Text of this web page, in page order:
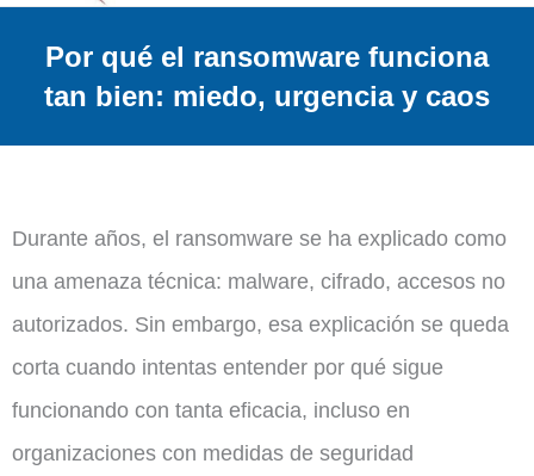
Por qué el ransomware funciona
tan bien: miedo, urgencia y caos
Durante años, el ransomware se ha explicado como
una amenaza técnica: malware, cifrado, accesos no
autorizados. Sin embargo, esa explicación se queda
corta cuando intentas entender por qué sigue
funcionando con tanta eficacia, incluso en
organizaciones con medidas de seguridad